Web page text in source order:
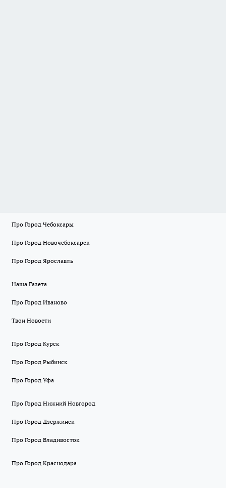
Про Город Чебоксары
Про Город Новочебоксарск
Про Город Ярославль
Наша Газета
Про Город Иваново
Твои Новости
Про Город Курск
Про Город Рыбинск
Про Город Уфа
Про Город Нижний Новгород
Про Город Дзержинск
Про Город Владивосток
Про Город Краснодара